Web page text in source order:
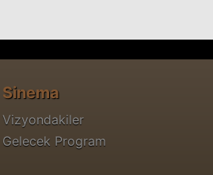
Sinema
Vizyondakiler
Gelecek Program